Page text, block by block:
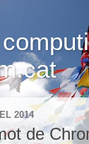
2014
de